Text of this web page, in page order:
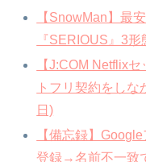
【SnowMan】最
『SERIOUS』3
【J:COM Netflix
トフリ契約をし
日)
【備忘録】
登録→名前不一致